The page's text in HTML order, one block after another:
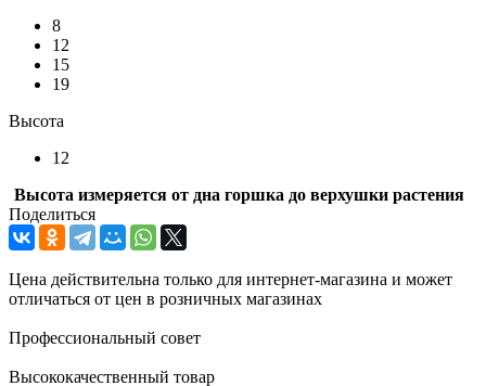
8
12
15
19
Высота
12
Высота измеряется от дна горшка до верхушки растения
Поделиться
Цена действительна только для интернет-магазина и может
отличаться от цен в розничных магазинах
Профессиональный совет
Высококачественный товар